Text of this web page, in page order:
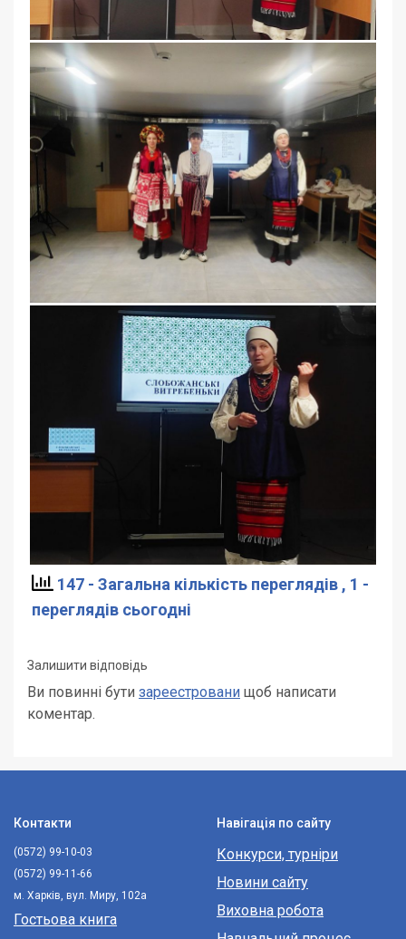
147 - Загальна кількість переглядів , 1 -
переглядів сьогодні
Залишити відповідь
Ви повинні бути зареестровани щоб написати
коментар.
Навігація по сайту
Конкурси, турніри
Новини сайту
Виховна робота
Контакти
(0572) 99-10-03
(0572) 99-11-66
м. Харків, вул. Миру, 102а
Гостьова книга